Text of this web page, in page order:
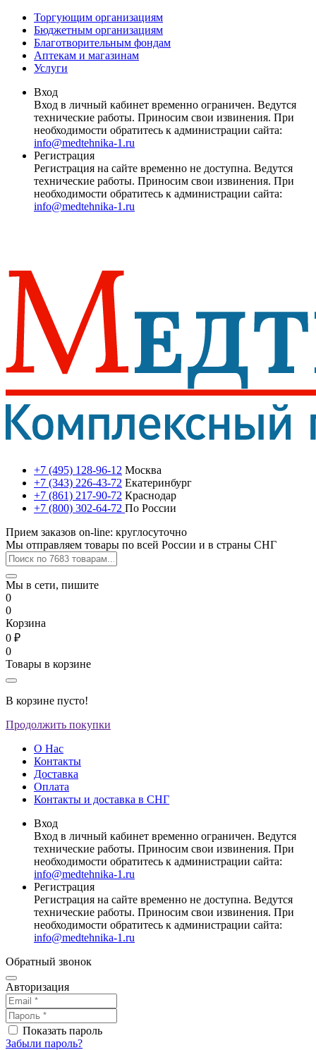
Торгующим организациям
Бюджетным организациям
Благотворительным фондам
Аптекам и магазинам
Услуги
Вход
Вход в личный кабинет временно ограничен. Ведутся
технические работы. Приносим свои извинения. При
необходимости обратитесь к администрации сайта:
info@medtehnika-1.ru
Регистрация
Регистрация на сайте временно не доступна. Ведутся
технические работы. Приносим свои извинения. При
необходимости обратитесь к администрации сайта:
info@medtehnika-1.ru
+7 (495) 128-96-12 Москва
+7 (343) 226-43-72 Екатеринбург
+7 (861) 217-90-72 Краснодар
+7 (800) 302-64-72 По России
Прием заказов on-line: круглосуточно
Мы отправляем товары по всей России и в страны СНГ
Мы в сети, пишите
0
0
Корзина
0 ₽
0
Товары в корзине
В корзине пусто!
Продолжить покупки
О Нас
Контакты
Доставка
Оплата
Контакты и доставка в СНГ
Вход
Вход в личный кабинет временно ограничен. Ведутся
технические работы. Приносим свои извинения. При
необходимости обратитесь к администрации сайта:
info@medtehnika-1.ru
Регистрация
Регистрация на сайте временно не доступна. Ведутся
технические работы. Приносим свои извинения. При
необходимости обратитесь к администрации сайта:
info@medtehnika-1.ru
Обратный звонок
Авторизация
Показать пароль
Забыли пароль?